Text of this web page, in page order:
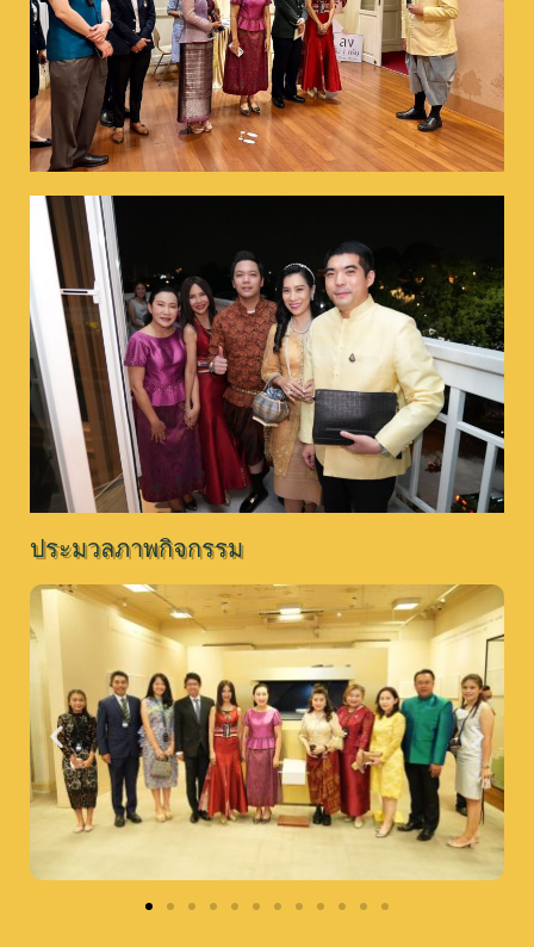
ประมวลภาพกิจกรรม